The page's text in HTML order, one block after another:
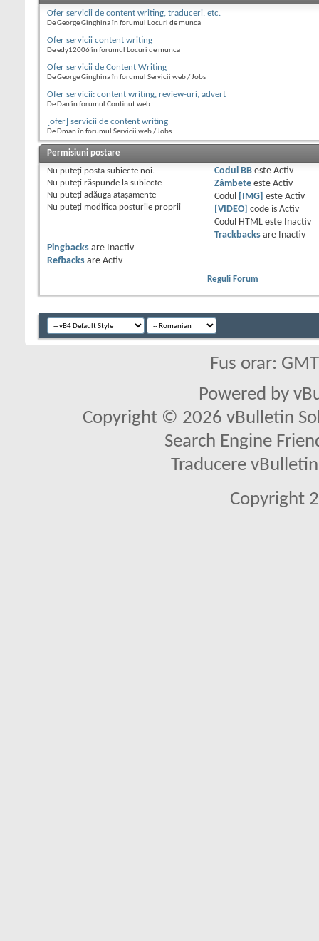
Ofer servicii de content writing, traduceri, etc.
De George Ginghina în forumul Locuri de munca
Ofer servicii content writing
De edy12006 în forumul Locuri de munca
Ofer servicii de Content Writing
De George Ginghina în forumul Servicii web / Jobs
Ofer servicii: content writing, review-uri, advert
De Dan în forumul Continut web
[ofer] servicii de content writing
De Dman în forumul Servicii web / Jobs
Permisiuni postare
Nu puteţi posta subiecte noi.
Nu puteţi răspunde la subiecte
Nu puteţi adăuga ataşamente
Nu puteţi modifica posturile proprii
Codul BBeste Activ
Zâmbeteeste Activ
Codul
[IMG] este Activ
[VIDEO] code is Activ
Codul HTML este
Inactiv
Trackbacksare
Inactiv
Pingbacks are
Inactiv
Refbacks are Activ
Reguli Forum
Fus orar:
Powered by
Copyright © 2026 vBulletin
Search Engine
Traducere
Copyright